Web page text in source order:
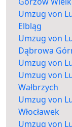
Umzug von
Elbląg
Umzug von
Dąbrowa
Umzug von
Umzug von
Wałbrzych
Umzug von
Włocławek
Umzug von